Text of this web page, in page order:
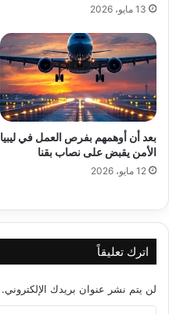
13 مايو، 2026
بعد أن أوهمهم بفرص العمل في ليبيا
الأمن يقبض على نصاب بقنا
12 مايو، 2026
اترك تعليقاً
لن يتم نشر عنوان بريدك الإلكتروني.